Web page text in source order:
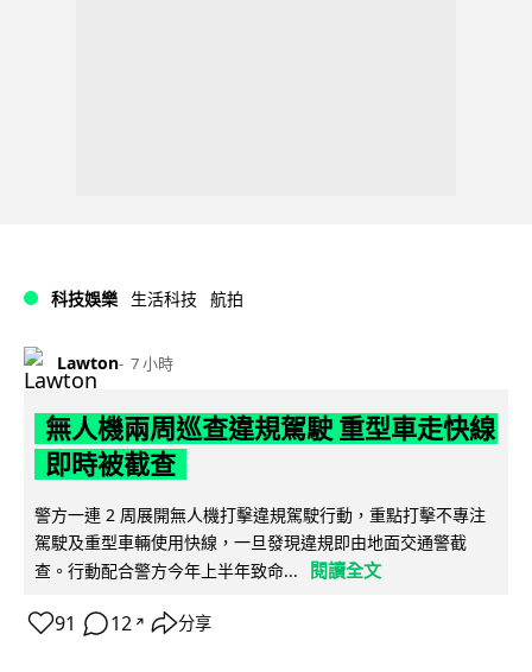
科技娛樂 生活科技 航拍
Lawton 7 小時
無人機兩周巡查違規駕駛 重型車走快線
即時被截查
警方一連 2 周展開無人機打擊違規駕駛行動，重點打擊不專注
駕駛及重型車輛使用快線，一旦發現違規即由地面交通警截
查。行動配合警方今年上半年致命...
閱讀全文
91 12 ↗ 分享